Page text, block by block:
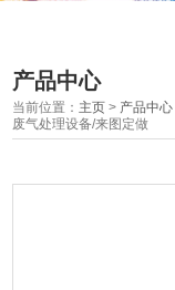
产品中心
当前位置： 主页 > 产品中心
废气处理设备/来图定做